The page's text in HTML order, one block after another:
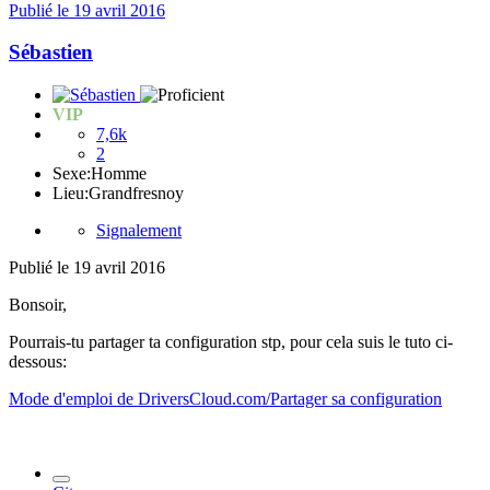
Publié le 19 avril 2016
Sébastien
VIP
7,6k
2
Sexe:Homme
Lieu:Grandfresnoy
Signalement
Publié le 19 avril 2016
Bonsoir,
Pourrais-tu partager ta configuration stp, pour cela suis le tuto ci-
dessous:
Mode d'emploi de DriversCloud.com/Partager sa configuration